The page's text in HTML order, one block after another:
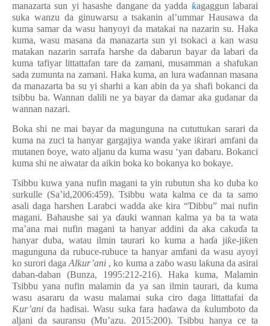
manazarta sun yi hasashe dangane da yadda ƙagaggun labarai
suka wanzu da ginuwarsu a tsakanin al’ummar Hausawa da
kuma samar da wasu hanyoyi da matakai na nazarin su. Haka
kuma, wasu masana da manazarta sun yi tsokaci a kan wasu
matakan nazarinsarrafaharshe da dabarun bayar da labari da
kuma tafiyar littattafan tare da zamani, musamman a shafukan
sada zumunta na zamani. Haka kuma, an lura waɗannan masana
da manazartaba su yi sharhi a kan abin da ya shafi bokanci da
tsibbu ba. Wannan dalili ne ya bayar da damar aka gudanar da
wannan nazari.
Boka shi ne mai bayar da magunguna na cututtukan sarari da
kuma na zuci ta hanyar gargajiya wanda yake iƙirari amfani da
mutanen ɓoye, wato aljanu da kuma wasu ‘yan dabaru. Bokanci
kuma shi ne aiwatar da aikin boka ko bokanya ko bokaye.
Tsibbu kuwa yana nufin magani ta yin rubutun sha ko duba ko
surkulle (Sa’id,2006:459). Tsibbu wata kalma ce da ta samo
asali daga harshen Larabci wadda ake kira “Ɗibbu” mai nufin
magani. Bahaushe sai ya ɗauki wannan kalma ya ba ta wata
ma’ana mai nufin magani ta hanyar addini da aka cakuɗa ta
hanyar duba, watau ilmin taurari ko kuma a haɗa jiƙe-jiƙen
magunguna da rubuce-rubuce ta hanyar amfani da wasu ayoyi
ko surori dagaAlƙur’ani , ko kuma a zaɓo wasu laƙuna da asirai
daban-daban (Bunza, 1995:212-216). Haka kuma, Malamin
Tsibbu yana nufin malamin da ya san ilmin taurari, da kuma
wasu asararu da wasu malamai suka ciro daga littattafai da
Ƙur’ani da hadisai. Wasu suka fara haɗawa da ƙulumboto da
aljani da sauransu (Mu’azu. 2015:200). Tsibbu hanya ce ta